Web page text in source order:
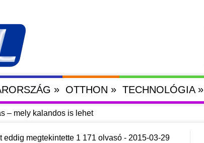
» OTTHON » TECHNOLÓGIA»
– mely kalandos is lehet
eddig megtekintette 1 171 olvasó - 2015-03-29